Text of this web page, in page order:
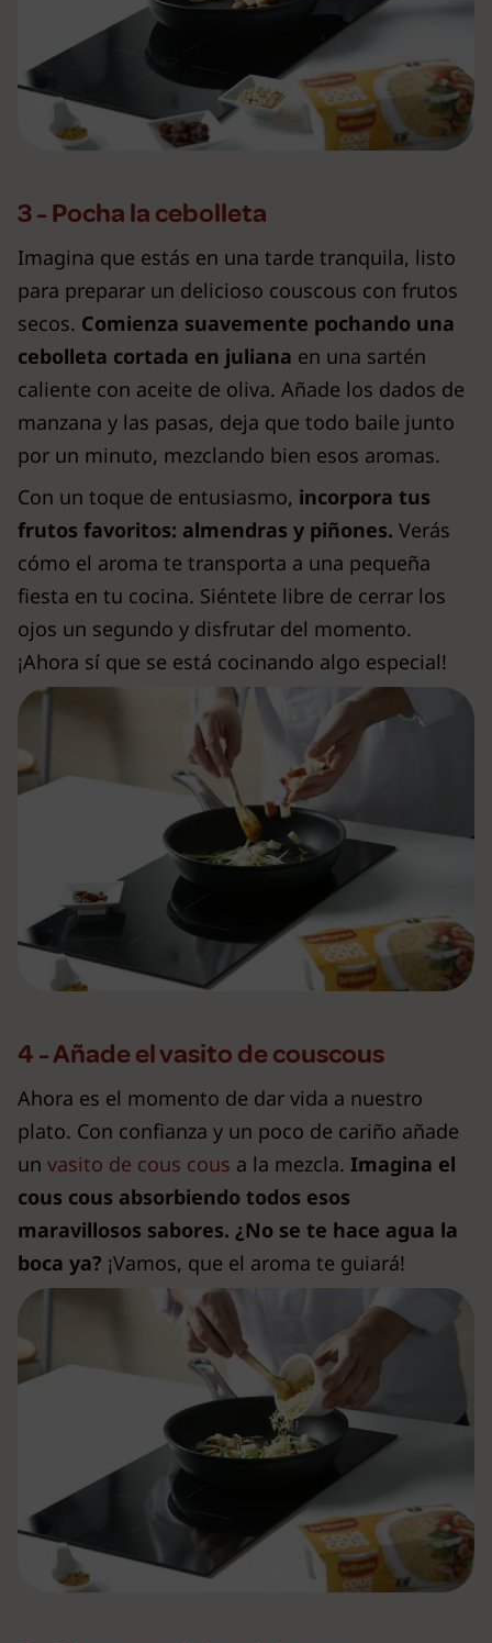
3 - Pocha la cebolleta
Imagina que estás en una tarde tranquila, listo
para preparar un delicioso couscous con frutos
secos. Comienza suavemente pochando una
cebolleta cortada en juliana en una sartén
caliente con aceite de oliva. Añade los dados de
manzana y las pasas, deja que todo baile junto
por un minuto, mezclando bien esos aromas.
Con un toque de entusiasmo, incorpora tus
frutos favoritos: almendras y piñones. Verás
cómo el aroma te transporta a una pequeña
fiesta en tu cocina. Siéntete libre de cerrar los
ojos un segundo y disfrutar del momento.
¡Ahora sí que se está cocinando algo especial!
4 - Añade el vasito de couscous
Ahora es el momento de dar vida a nuestro
plato. Con confianza y un poco de cariño añade
un vasito de cous cous a la mezcla. Imagina el
cous cous absorbiendo todos esos
maravillosos sabores. ¿No se te hace agua la
boca ya? ¡Vamos, que el aroma te guiará!